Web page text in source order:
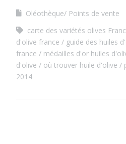
Oléothèque/ Points de vente
carte des variétés olives
d'olive france
guide des huiles
france
médailles d'or huiles
d'olive
où trouver huile d'olive
2014